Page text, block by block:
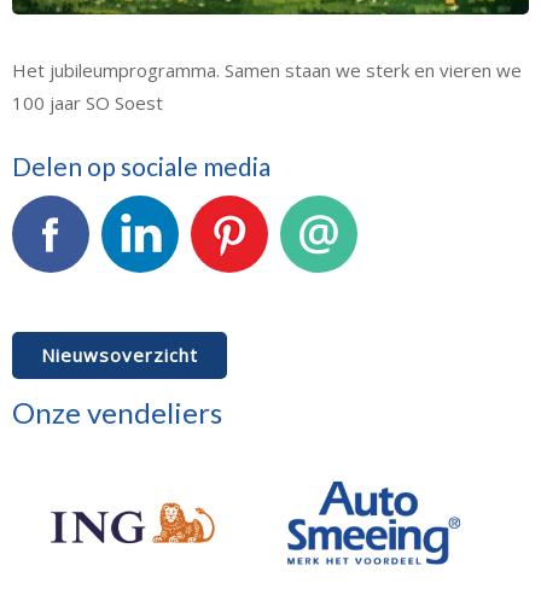
Het jubileumprogramma. Samen staan we sterk en vieren we
100 jaar SO Soest
Delen op sociale media
Nieuwsoverzicht
Onze vendeliers